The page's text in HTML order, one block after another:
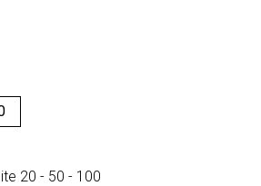
20 - 50 - 100